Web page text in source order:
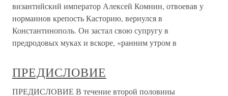
византийский император Алексей Комнин, отвоевав у
норманнов крепость Касторию, вернулся в
Константинополь. Он застал свою супругу в
предродовых муках и вскоре, «ранним утром в
ПРЕДИСЛОВИЕ
ПРЕДИСЛОВИЕ В течение второй половины